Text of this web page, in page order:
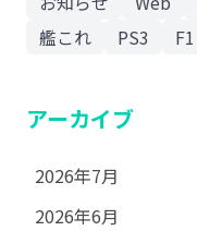
艦これ
PS3 F1
アーカイブ
2026年7月
2026年6月